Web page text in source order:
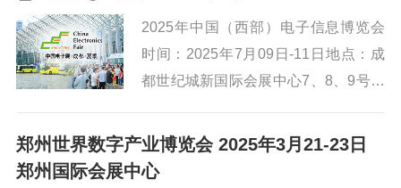
2025年中国（西部）电子信息博览会
时间：2025年7月09日-11日地点：成
都世纪城新国际会展中心7、8、9号馆
aelec.cn/2023年，随着我国经济...
郑州世界数字产业博览会 2025年3月21-23日
郑州国际会展中心